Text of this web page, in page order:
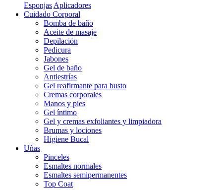
Esponjas Aplicadores
Cuidado Corporal
Bomba de baño
Aceite de masaje
Depilación
Pedicura
Jabones
Gel de baño
Antiestrías
Gel reafirmante para busto
Cremas corporales
Manos y pies
Gel íntimo
Gel y cremas exfoliantes y limpiadora
Brumas y lociones
Higiene Bucal
Uñas
Pinceles
Esmaltes normales
Esmaltes semipermanentes
Top Coat